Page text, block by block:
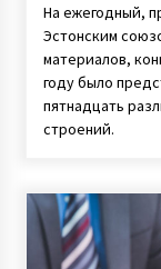
На ежегодный,
Эстонским
материалов,
году было
пятнадцать
строений.